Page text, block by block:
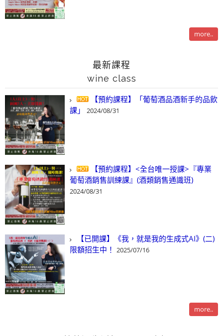
more..
最新課程
wine class
【預約課程】「葡萄酒品酒新手的品飲
課」
2024/08/31
【預約課程】<全台唯一授課>『專業
葡萄酒銷售訓練課』(酒類銷售通識班)
2024/08/31
【已開課】《我，就是我的生成式AI》(二)
限額招生中！ 2025/07/16
more..